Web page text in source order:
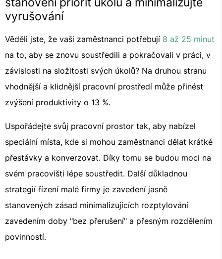
vyrušování
Věděli jste, že vaši zaměstnanci potřebují 8 až 25 minut
na to, aby se znovu soustředili a pokračovali v práci, v
závislosti na složitosti svých úkolů? Na druhou stranu
vhodnější a klidnější pracovní prostředí může přinést
zvýšení produktivity o 13 %.
Uspořádejte svůj pracovní prostor tak, aby nabízel
speciální místa, kde si mohou zaměstnanci dělat krátké
přestávky a konverzovat. Díky tomu se budou moci na
svém pracovišti lépe soustředit. Další důkladnou
strategií řízení malé firmy je zavedení jasně
stanovených zásad minimalizujících rozptylování
zavedením doby "bez přerušení" a přesným rozdělením
povinností.